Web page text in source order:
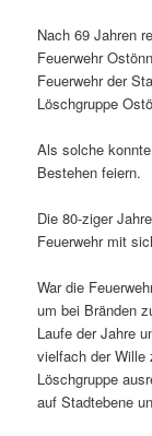
Nach 69 Jahren
Feuerwehr
Feuerwehr der
Löschgruppe
Als solche
Bestehen feiern.
Die 80-ziger
Feuerwehr mit
War die
um bei Bränden
Laufe der Jahre
vielfach der Wille
Löschgruppe
auf Stadtebene